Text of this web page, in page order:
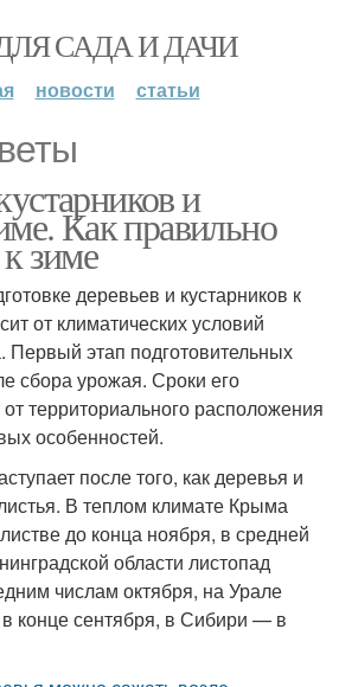
САДА И ДАЧИ
новости статьи
и
Как правильно
зиме
деревьев и кустарников к
от климатических условий
Первый этап подготовительных
сбора урожая. Сроки его
территориального расположения
особенностей.
после того, как деревья и
В теплом климате Крыма
до конца ноября, в средней
области листопад
числам октября, на Урале
конце сентября, в Сибири — в